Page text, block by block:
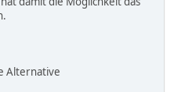
Alternative